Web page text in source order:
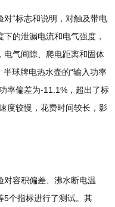
“标志和说明，对触及带电
的泄漏电流和电气强度，
电气间隙、爬电距离和固体
球牌电热水壶的“输入功率
率偏差为-11.1%，超出了标
度较慢，花费时间较长，影
容积偏差、沸水断电温
5个指标进行了测试。其